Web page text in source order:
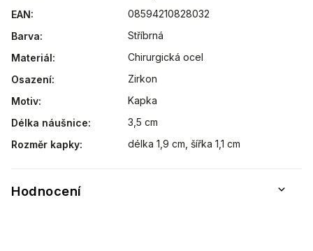
EAN:
08594210828032
Barva:
Stříbrná
Materiál:
Chirurgická ocel
Osazení:
Zirkon
Motiv:
Kapka
Délka náušnice:
3,5 cm
Rozměr kapky: délka 1,9 cm, šířka 1,1 cm
Hodnocení